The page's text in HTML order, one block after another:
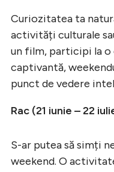
Curiozitatea ta
activități culturale
un film, participi la
captivantă,
punct de vedere
Rac (21 iunie – 22
S-ar putea să simți
weekend. O